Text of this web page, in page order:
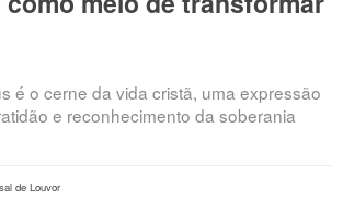
é o cerne da vida cristã, uma expressão
e reconhecimento da soberania